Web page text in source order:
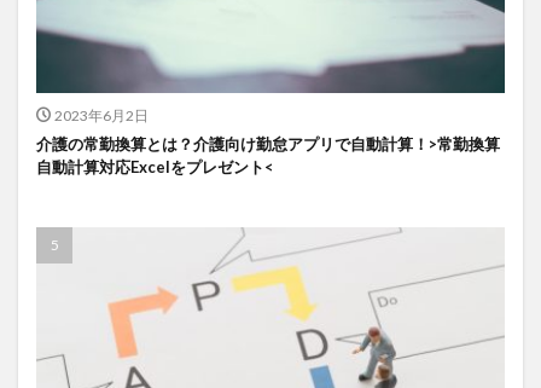
2023年6月2日
介護の常勤換算とは？介護向け勤怠アプリで自動計算！>常勤換算
自動計算対応Excelをプレゼント<